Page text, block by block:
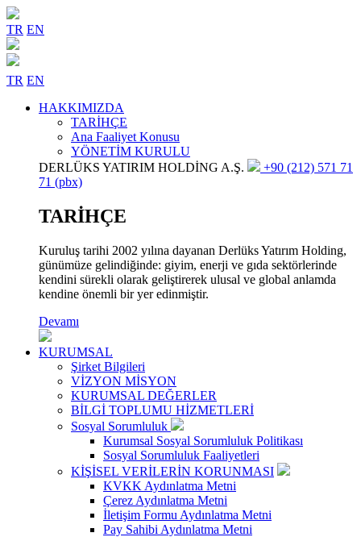
TR EN
TR EN
HAKKIMIZDA
TARİHÇE
Ana Faaliyet Konusu
YÖNETİM KURULU
DERLÜKS YATIRIM HOLDİNG A.Ş.
+90 (212) 571 71
71 (pbx)
TARİHÇE
Kuruluş tarihi 2002 yılına dayanan Derlüks Yatırım Holding,
günümüze gelindiğinde: giyim, enerji ve gıda sektörlerinde
kendini sürekli olarak geliştirerek ulusal ve global anlamda
kendine önemli bir yer edinmiştir.
Devamı
KURUMSAL
Şirket Bilgileri
VİZYON MİSYON
KURUMSAL DEĞERLER
BİLGİ TOPLUMU HİZMETLERİ
Sosyal Sorumluluk
Kurumsal Sosyal Sorumluluk Politikası
Sosyal Sorumluluk Faaliyetleri
KİŞİSEL VERİLERİN KORUNMASI
KVKK Aydınlatma Metni
Çerez Aydınlatma Metni
İletişim Formu Aydınlatma Metni
Pay Sahibi Aydınlatma Metni